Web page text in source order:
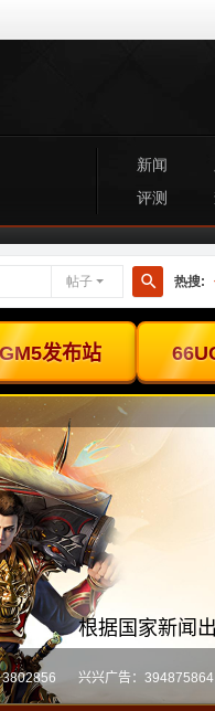
新闻
评测
帖子
搜
热搜: